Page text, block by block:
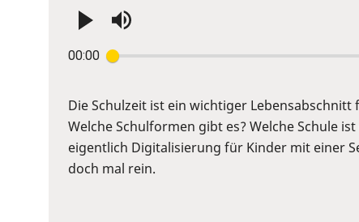
00:00
Enter
Space
to
show
volume
Die Schulzeit ist ein wichtiger
Welche Schulformen gibt es? Welche Schule
eigentlich Digitalisierung für Kinder mit einer
doch mal rein.